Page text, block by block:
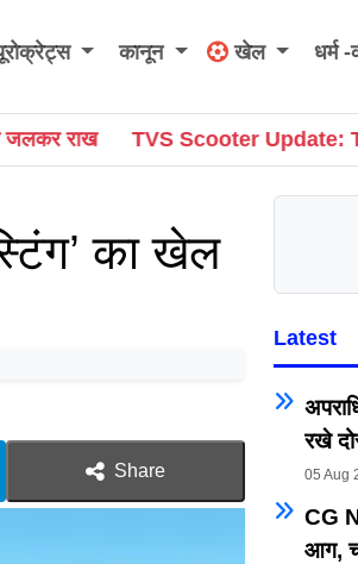
कानून खेल धर्म
Update: TVS ने बढ़ाए इलेक्ट्रिक
का खेल
Share
Latest
रखे
नवीन
05 Aug
CG
आग,